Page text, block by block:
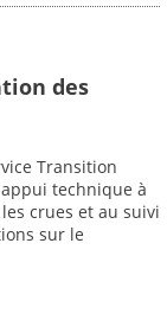
des
Transition
technique à
crues et au suivi
sur le